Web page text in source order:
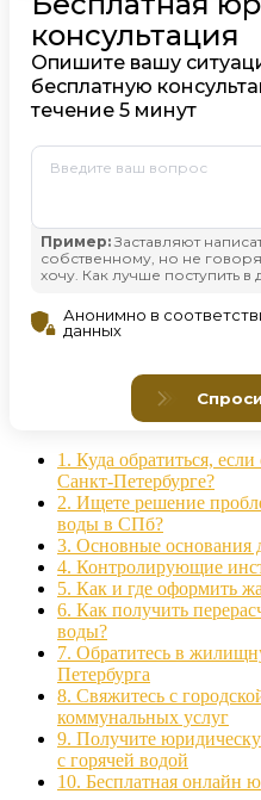
1. Куда обратиться, если
Санкт-Петербурге?
2. Ищете решение
воды в СПб?
3. Основные основания
4. Контролирующие
5. Как и где оформить
6. Как получить
воды?
7. Обратитесь в
Петербурга
8. Свяжитесь с
коммунальных услуг
9. Получите
с горячей водой
10. Бесплатная онлайн